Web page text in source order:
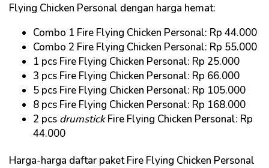
Flying Chicken Personal dengan harga hemat:
Combo 1 Fire Flying Chicken Personal: Rp 44.000
Combo 2 Fire Flying Chicken Personal: Rp 55.000
1 pcs Fire Flying Chicken Personal: Rp 25.000
3 pcs Fire Flying Chicken Personal: Rp 66.000
5 pcs Fire Flying Chicken Personal: Rp 105.000
8 pcs Fire Flying Chicken Personal: Rp 168.000
2 pcs drumstickFire Flying Chicken Personal: Rp
44.000
Harga-harga daftar paket Fire Flying Chicken Personal